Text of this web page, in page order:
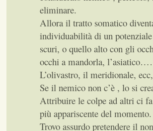
eliminare.
Allora il tratto somatico
individuabilità di un
scuri, o quello alto con gli
occhi a mandorla,
L’olivastro, il meridionale,
Se il nemico non c’è , lo si
Attribuire le colpe ad altri ci
più appariscente del momento.
Trovo assurdo pretendere il